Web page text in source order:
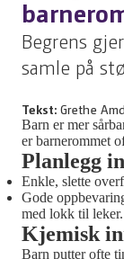
Begrens
samle på
Tekst: Grethe
Barn er mer
er barnerommet
Planlegg
Enkle, slette
Gode
med lokk til leker.
Kjemisk
Barn putter ofte